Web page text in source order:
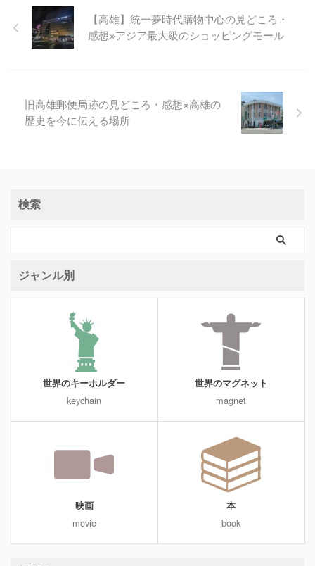
【高雄】統一夢時代購物中心の見どころ・
感想※アジア最大級のショッピングモール
旧高雄郵便局跡の見どころ・感想※高雄の
歴史を今に伝える場所
検索
ジャンル別
世界のキーホルダー
keychain
世界のマグネット
magnet
映画
movie
本
book